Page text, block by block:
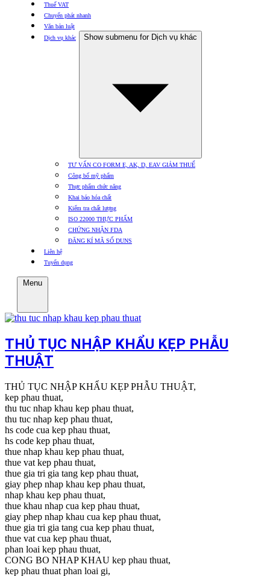
Thuế VAT
Chuyển phát nhanh
Văn bản luật
Dịch vụ khác
Show submenu for Dịch vụ khác
TƯ VẤN CO FORM E, AK, D, EAV GIẢM THUẾ
Công bố mỹ phẩm
Thực phẩm chức năng
Khai báo hóa chất
Kiểm tra chất lượng
ISO 22000 THỰC PHẨM
CHỨNG NHẬN FDA
ĐĂNG KÍ MÃ SỐ DUNS
Liên hệ
Tuyển dụng
Menu
THỦ TỤC NHẬP KHẨU KẸP PHẪU
THUẬT
THỦ TỤC NHẬP KHẨU KẸP PHẪU THUẬT,
kep phau thuat,
thu tuc nhap khau kep phau thuat,
thu tuc nhap kep phau thuat,
hs code cua kep phau thuat,
hs code kep phau thuat,
thue nhap khau kep phau thuat,
thue vat kep phau thuat,
thue gia tri gia tang kep phau thuat,
giay phep nhap khau kep phau thuat,
nhap khau kep phau thuat,
thue khau nhap cua kep phau thuat,
giay phep nhap khau cua kep phau thuat,
thue gia tri gia tang cua kep phau thuat,
thue vat cua kep phau thuat,
phan loai kep phau thuat,
CONG BO NHAP KHAU kep phau thuat,
kep phau thuat phan loai gi,